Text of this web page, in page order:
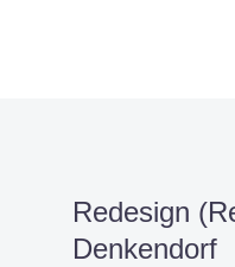
Redesign
Denkendorf